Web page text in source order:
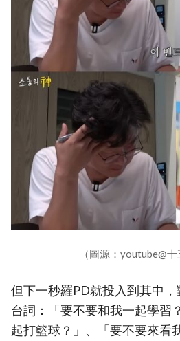
（圖源：youtube@十
但下一秒羅PD就投入到其中
台詞：「要不要和我一起學習
起打籃球？」、「要不要來看